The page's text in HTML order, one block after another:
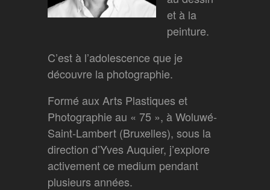
et à la
peinture.
C’est à l’adolescence que je
découvre la photographie.
Formé aux Arts Plastiques et
Photographie au « 75 », à Woluwé-
Saint-Lambert (Bruxelles), sous la
direction d’Yves Auquier, j’explore
activement ce medium pendant
plusieurs années.